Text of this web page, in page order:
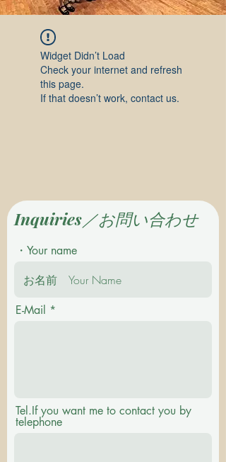
Widget Didn’t Load
Check your internet and refresh
this page.
If that doesn’t work, contact us.
Inquiries／お問い合わせ
・Your name
E-Mail
Tel.If you want me to contact you by
telephone